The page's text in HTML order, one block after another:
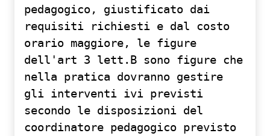
pedagogico, giustificato dai
requisiti richiesti e dal costo
orario maggiore, le figure
dell'art 3 lett.B sono figure che
nella pratica dovranno gestire
gli interventi ivi previsti
secondo le disposizioni del
coordinatore pedagogico previsto